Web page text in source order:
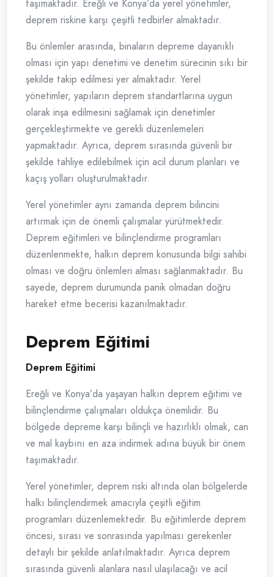
taşımaktadır. Ereğli ve Konya’da yerel yönetimler,
deprem riskine karşı çeşitli tedbirler almaktadır.
Bu önlemler arasında, binaların depreme dayanıklı
olması için yapı denetimi ve denetim sürecinin sıkı bir
şekilde takip edilmesi yer almaktadır. Yerel
yönetimler, yapıların deprem standartlarına uygun
olarak inşa edilmesini sağlamak için denetimler
gerçekleştirmekte ve gerekli düzenlemeleri
yapmaktadır. Ayrıca, deprem sırasında güvenli bir
şekilde tahliye edilebilmek için acil durum planları ve
kaçış yolları oluşturulmaktadır.
Yerel yönetimler aynı zamanda deprem bilincini
artırmak için de önemli çalışmalar yürütmektedir.
Deprem eğitimleri ve bilinçlendirme programları
düzenlenmekte, halkın deprem konusunda bilgi sahibi
olması ve doğru önlemleri alması sağlanmaktadır. Bu
sayede, deprem durumunda panik olmadan doğru
hareket etme becerisi kazanılmaktadır.
Deprem Eğitimi
Deprem Eğitimi
Ereğli ve Konya’da yaşayan halkın deprem eğitimi ve
bilinçlendirme çalışmaları oldukça önemlidir. Bu
bölgede depreme karşı bilinçli ve hazırlıklı olmak, can
ve mal kaybını en aza indirmek adına büyük bir önem
taşımaktadır.
Yerel yönetimler, deprem riski altında olan bölgelerde
halkı bilinçlendirmek amacıyla çeşitli eğitim
programları düzenlemektedir. Bu eğitimlerde deprem
öncesi, sırası ve sonrasında yapılması gerekenler
detaylı bir şekilde anlatılmaktadır. Ayrıca deprem
sırasında güvenli alanlara nasıl ulaşılacağı ve acil